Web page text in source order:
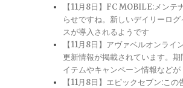
【11月8日】FC MOBILE:メンテ
らせですね。新しいデイリーログ
スが導入されるようです
【11月8日】アヴァベルオンライ
更新情報が掲載されています。期
イテムやキャンペーン情報などが
【11月8日】エピックセブン:こ